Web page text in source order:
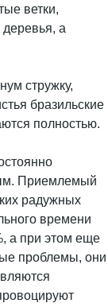
ветки,
деревья, а
стружку,
бразильские
полностью.
Приемлемый
радужных
времени
а при этом еще
проблемы, они